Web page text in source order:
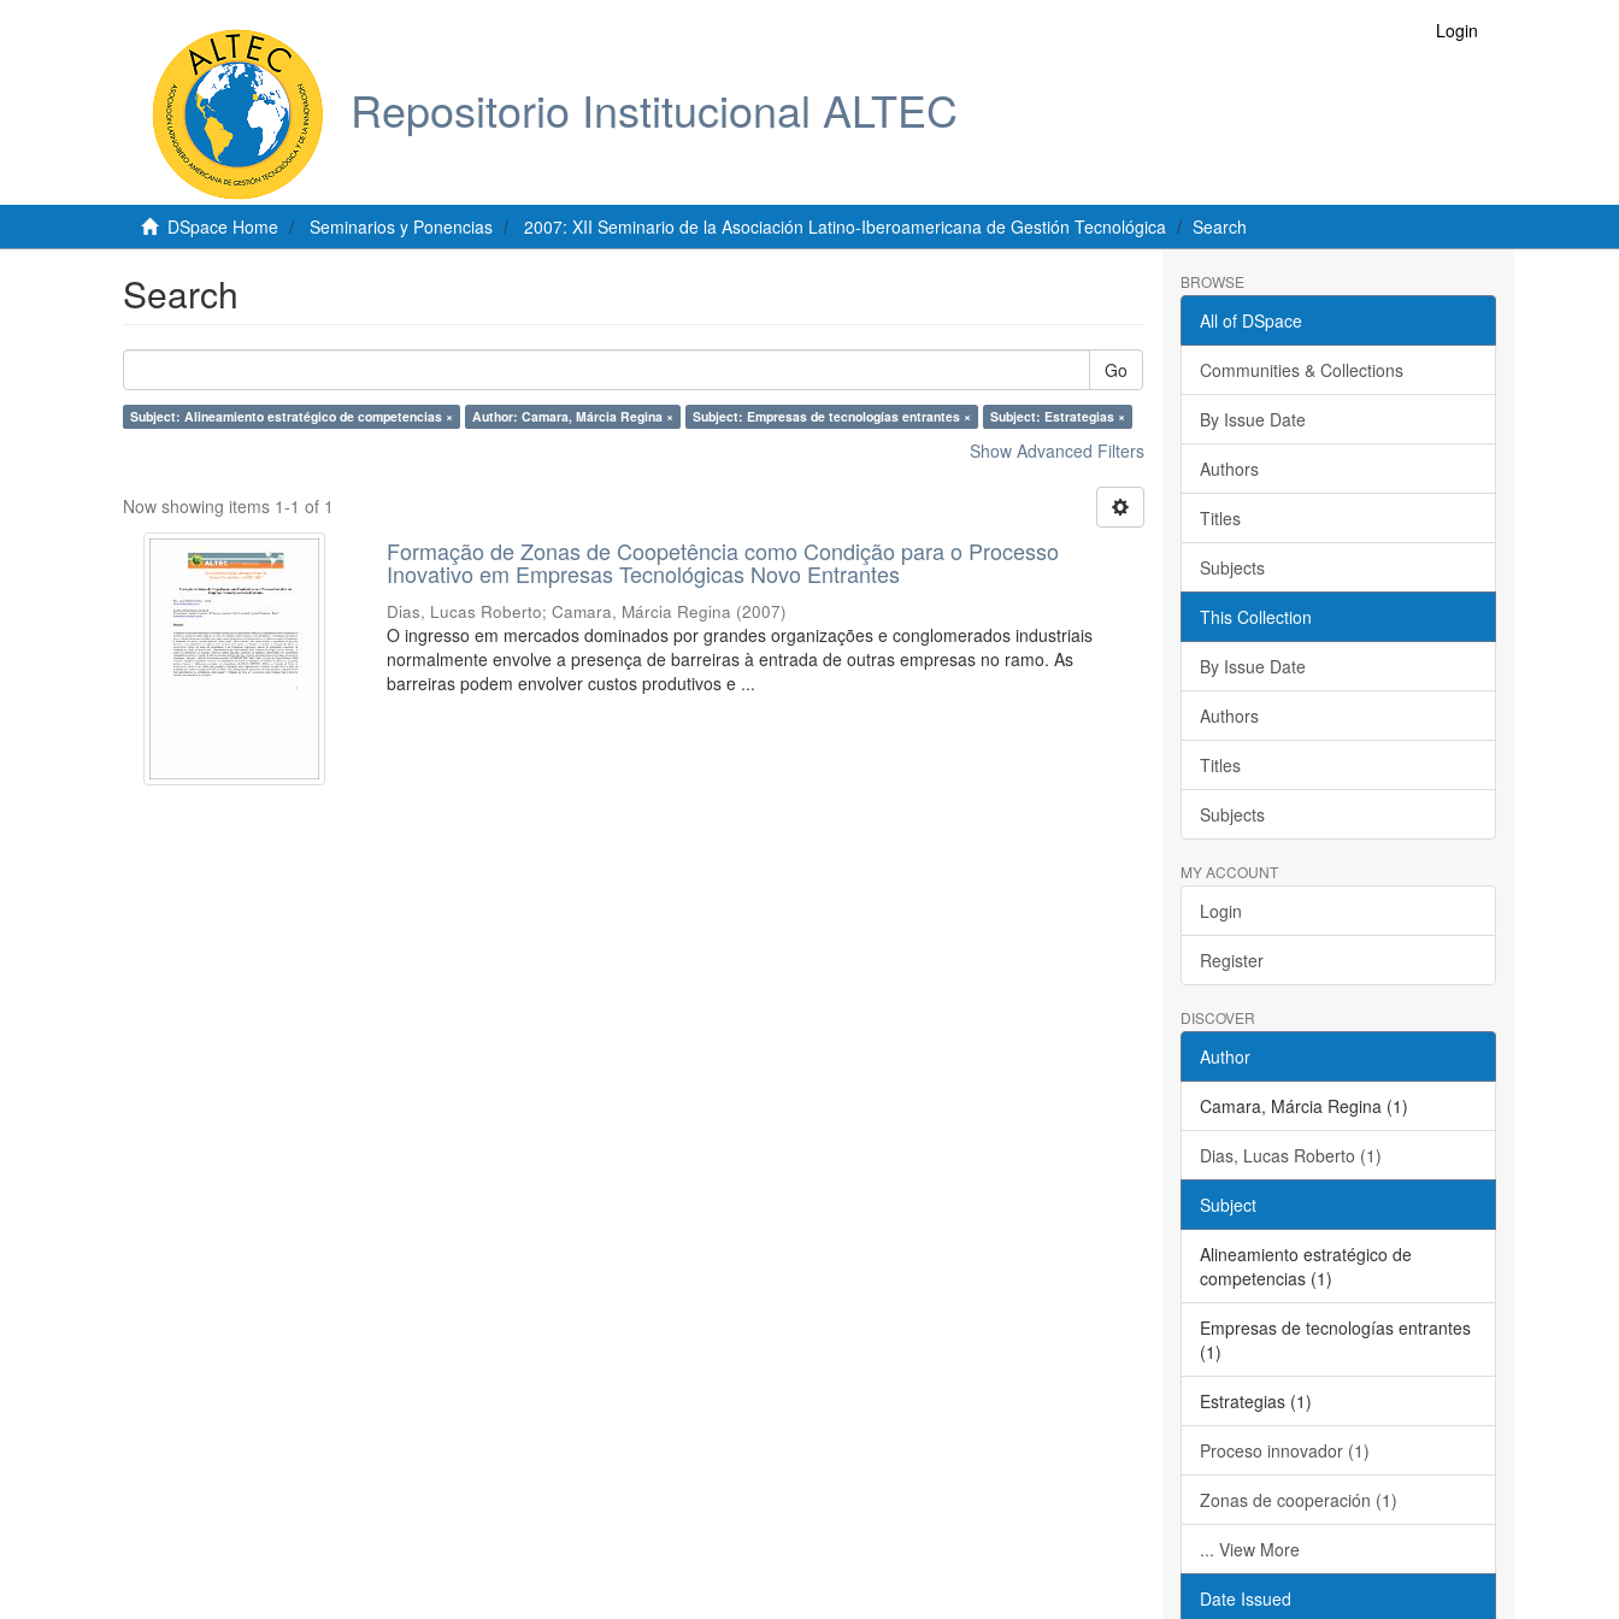
Repositorio Institucional ALTEC
Login
DSpace Home Seminarios y Ponencias 2007: XII Seminario de la Asociación Latino-Iberoamericana de Gestión Tecnológica Search
Search
Go
Subject: Alineamiento estratégico de competencias × Author: Camara, Márcia Regina × Subject: Empresas de tecnologías entrantes × Subject: Estrategias ×
Show Advanced Filters
Now showing items 1-1 of 1
Formação de Zonas de Coopetência como Condição para o Processo
Inovativo em Empresas Tecnológicas Novo Entrantes
Dias, Lucas Roberto;Camara, Márcia Regina (2007)
O ingresso em mercados dominados por grandes organizações e conglomerados industriais
normalmente envolve a presença de barreiras à entrada de outras empresas no ramo. As
barreiras podem envolver custos produtivos e ...
BROWSE
All of DSpace
Communities & Collections
By Issue Date
Authors
Titles
Subjects
This Collection
By Issue Date
Authors
Titles
Subjects
MY ACCOUNT
Login
Register
DISCOVER
Author
Camara, Márcia Regina (1)
Dias, Lucas Roberto (1)
Subject
Alineamiento estratégico de
competencias (1)
Empresas de tecnologías entrantes
(1)
Estrategias (1)
Proceso innovador (1)
Zonas de cooperación (1)
... View More
Date Issued